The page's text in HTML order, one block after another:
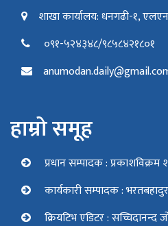
शाखा कार्यालय: धनगढी-१,
०९१-५२४३४८/९८५८४२१८०१
हाम्रो समूह
प्रधान सम्पादक : प्रकाशविक्रम
कार्यकारी सम्पादक :
क्रियटिभ एडिटर : सच्चिदानन्द